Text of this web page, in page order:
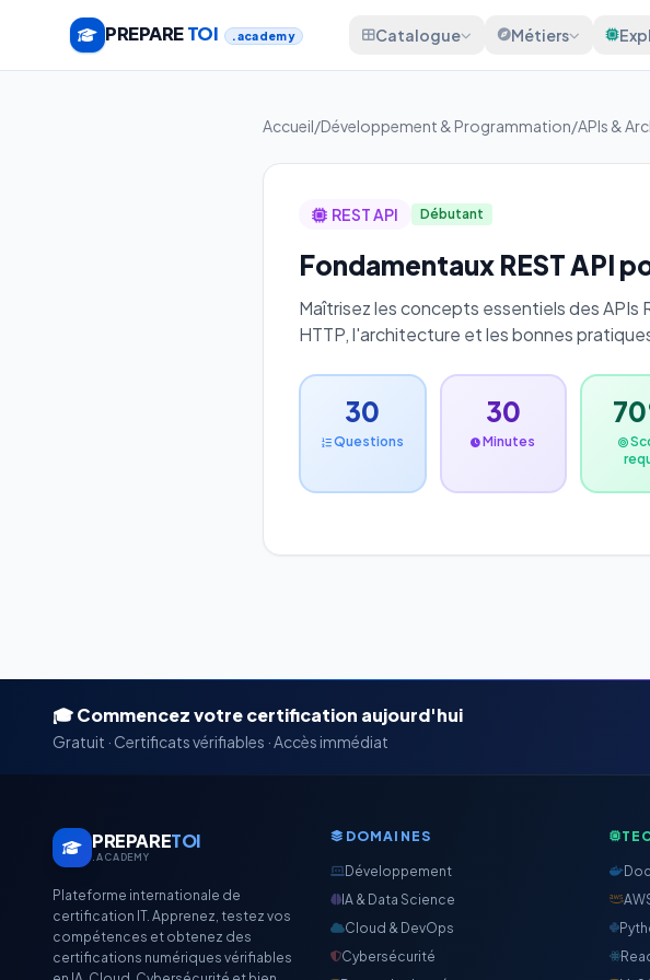
PREPARETOI .academy Catalogue Métiers
Accueil/Développement & Programmation/APIs &
REST API Débutant
Fondamentaux REST API
Maîtrisez les concepts essentiels des APIs
HTTP, l'architecture et les bonnes
30
Questions
30
Minutes
🎓 Commencez votre certification aujourd'hui
Gratuit · Certificats vérifiables · Accès immédiat
PREPARETOI
.ACADEMY
Plateforme internationale de
certification IT. Apprenez, testez vos
compétences et obtenez des
certifications numériques vérifiables
DOMAINES
Développement
IA & Data Science
Cloud & DevOps
Cybersécurité